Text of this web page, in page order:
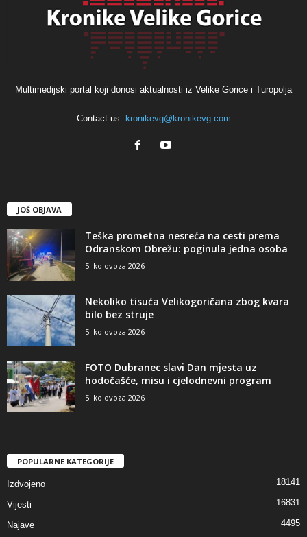
Multimedijski portal koji donosi aktualnosti iz Velike Gorice i Turopolja
Contact us: kronikevg@kronikevg.com
JOŠ OBJAVA
Teška prometna nesreća na cesti prema
Odranskom Obrežu: poginula jedna osoba
5. kolovoza 2026
Nekoliko tisuća Velikogoričana zbog kvara
bilo bez struje
5. kolovoza 2026
FOTO Dubranec slavi Dan mjesta uz
hodočašće, misu i cjelodnevni program
5. kolovoza 2026
POPULARNE KATEGORIJE
Izdvojeno 18141
Vijesti 16831
Najave 4495